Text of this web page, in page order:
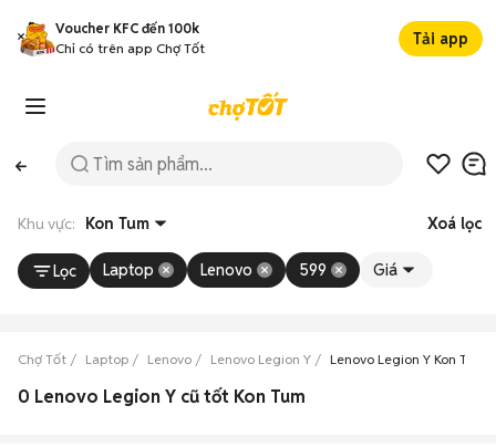
Voucher KFC đến 100k
Chỉ có trên app Chợ Tốt
Tải app
Khu vực: Kon Tum Xoá lọc
Lọc Laptop Lenovo 599 Giá
Chợ Tốt Laptop Lenovo Lenovo Legion Y Lenovo Legion Y Kon Tum
0 Lenovo Legion Y cũ tốt Kon Tum